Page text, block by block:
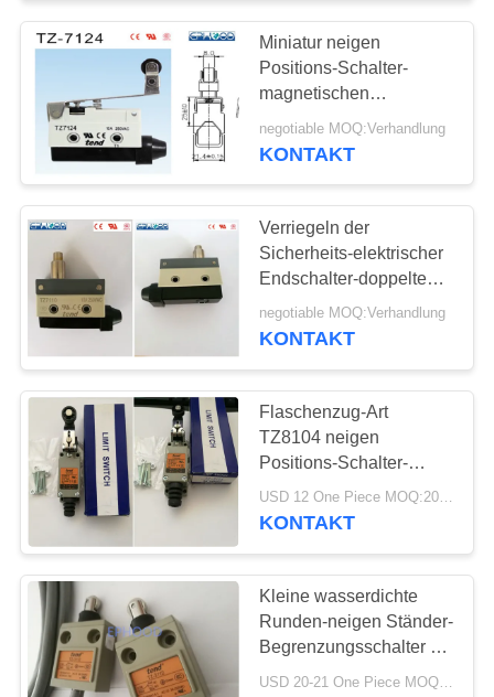
DATENSCHUTZERKLÄRUNG
Miniatur neigen
Positions-Schalter-
magnetischen
Begrenzungsschalter mit
Blatt-Federhebel
negotiable MOQ:Verhandlung
KONTAKT
Verriegeln der
Sicherheits-elektrischer
Endschalter-doppeltes
Schleifen-hohen
Temperatur
negotiable MOQ:Verhandlung
KONTAKT
Flaschenzug-Art
TZ8104 neigen
Positions-Schalter-
Sicherheits-elektrischen
Endschalter
USD 12 One Piece MOQ:20pcs
KONTAKT
Kleine wasserdichte
Runden-neigen Ständer-
Begrenzungsschalter TZ
-3112 mit 3 Metern